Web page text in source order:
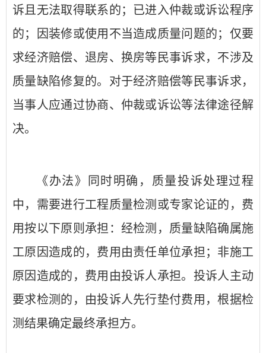
诉且无法取得联系的；已进入仲裁或诉讼程序
的；因装修或使用不当造成质量问题的；仅要
求经济赔偿、退房、换房等民事诉求，不涉及
质量缺陷修复的。对于经济赔偿等民事诉求，
当事人应通过协商、仲裁或诉讼等法律途径解
决。
《办法》同时明确，质量投诉处理过程
中，需要进行工程质量检测或专家论证的，费
用按以下原则承担：经检测，质量缺陷确属施
工原因造成的，费用由责任单位承担；非施工
原因造成的，费用由投诉人承担。投诉人主动
要求检测的，由投诉人先行垫付费用，根据检
测结果确定最终承担方。